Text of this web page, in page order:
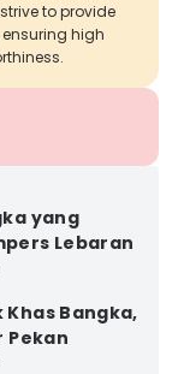
to provide
high
yang
Lebaran
Bangka,
Pekan